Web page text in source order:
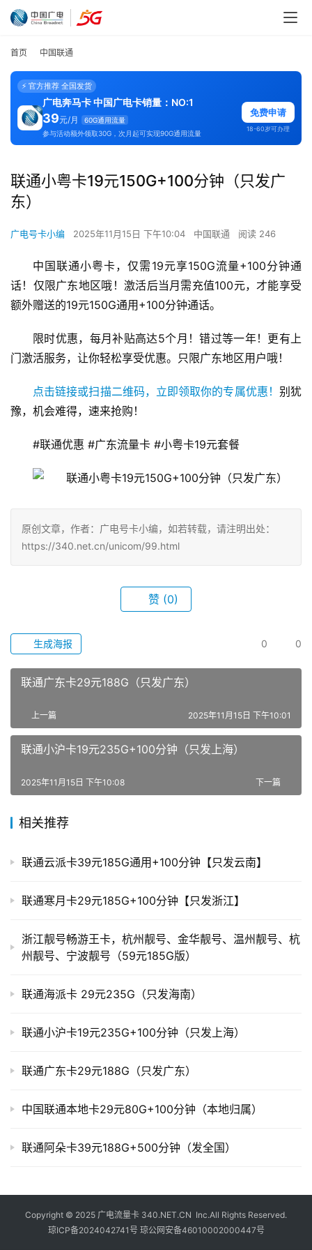
首页 中国联通
⚡ 官方推荐 全国发货
广电奔马卡 中国广电卡销量：NO:1
39元/月
60G通用流量
参与活动额外领取30G，次月起可实现90G通用流量
免费申请
18-60岁可办理
联通小粤卡19元150G+100分钟（只发广
东）
广电号卡小编 2025年11月15日 下午10:04 中国联通 阅读 246
中国联通小粤卡，仅需19元享150G流量+100分钟通
话！仅限广东地区哦！激活后当月需充值100元，才能享受
额外赠送的19元150G通用+100分钟通话。
限时优惠，每月补贴高达5个月！错过等一年！更有上
门激活服务，让你轻松享受优惠。只限广东地区用户哦！
点击链接或扫描二维码，立即领取你的专属优惠！ 别犹
豫，机会难得，速来抢购！
#联通优惠 #广东流量卡 #小粤卡19元套餐
原创文章，作者：广电号卡小编，如若转载，请注明出处：
https://340.net.cn/unicom/99.html
赞 (0)
0 0
生成海报
联通广东卡29元188G（只发广东）
上一篇 2025年11月15日 下午10:01
联通小沪卡19元235G+100分钟（只发上海）
下一篇
2025年11月15日 下午10:08
相关推荐
联通云派卡39元185G通用+100分钟【只发云南】
联通寒月卡29元185G+100分钟【只发浙江】
浙江靓号畅游王卡，杭州靓号、金华靓号、温州靓号、杭
州靓号、宁波靓号（59元185G版）
联通海派卡 29元235G（只发海南）
联通小沪卡19元235G+100分钟（只发上海）
联通广东卡29元188G（只发广东）
中国联通本地卡29元80G+100分钟（本地归属）
联通阿朵卡39元188G+500分钟（发全国）
Copyright © 2025 广电流量卡 340.NET.CN Inc.All Rights Reserved.
琼ICP备2024042741号 琼公网安备46010002000447号